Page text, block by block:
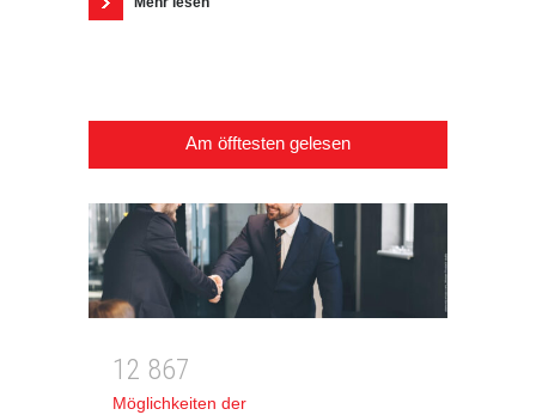
Am öfftesten gelesen
1 2 867
Möglichkeiten der